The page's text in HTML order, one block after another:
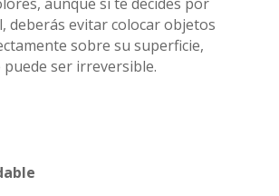
deberás evitar colocar objetos
sobre su superficie,
puede ser irreversible.